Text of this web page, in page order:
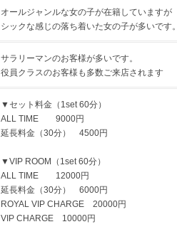
オールジャンルな女の子が在籍していますが
シックな感じの落ち着いた女の子が多いです。
サラリーマンのお客様が多いです。
役員クラスのお客様も多数ご来店されます
▼セット料金（1set 60分）
ALL TIME 9000円
延長料金（30分） 4500円
▼VIP ROOM（1set 60分）
ALL TIME 12000円
延長料金（30分） 6000円
ROYAL VIP CHARGE 20000円
VIP CHARGE 10000円